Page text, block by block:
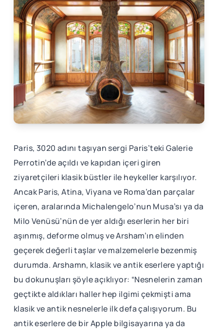
Paris, 3020 adını taşıyan sergi Paris’teki Galerie
Perrotin’de açıldı ve kapıdan içeri giren
ziyaretçileri klasik büstler ile heykeller karşılıyor.
Ancak Paris, Atina, Viyana ve Roma’dan parçalar
içeren, aralarında Michalengelo’nun Musa’sı ya da
Milo Venüsü’nün de yer aldığı eserlerin her biri
aşınmış, deforme olmuş ve Arsham’ın elinden
geçerek değerli taşlar ve malzemelerle bezenmiş
durumda. Arshamn, klasik ve antik eserlere yaptığı
bu dokunuşları şöyle açıklıyor: “Nesnelerin zaman
geçtikte aldıkları haller hep ilgimi çekmişti ama
klasik ve antik nesnelerle ilk defa çalışıyorum. Bu
antik eserlere de bir Apple bilgisayarına ya da